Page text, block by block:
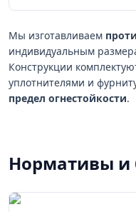
Мы изготавливаем
индивидуальным
Конструкции
уплотнителями и
предел огнестойкости.
Нормативы и